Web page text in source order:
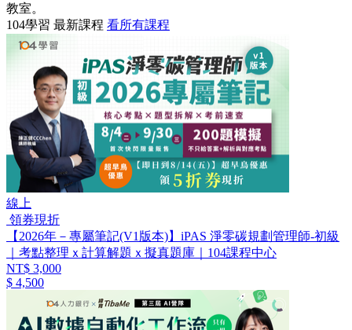
教室。
104學習 最新課程 看所有課程
線上
領券現折
【2026年－專屬筆記(V1版本)】iPAS 淨零碳規劃管理師-初級
｜考點整理ｘ計算解題ｘ擬真題庫｜104課程中心
NT$ 3,000
$ 4,500